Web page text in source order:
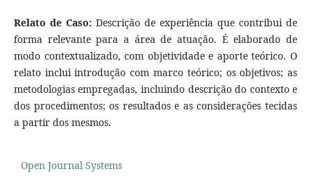
Relato de Caso:Descrição de experiência que contribui de
forma relevante para a área de atuação. É elaborado de
modo contextualizado, com objetividade e aporte teórico. O
relato inclui introdução com marco teórico; os objetivos; as
metodologias empregadas, incluindo descrição do contexto e
dos procedimentos; os resultados e as considerações tecidas
a partir dos mesmos.
Open Journal Systems